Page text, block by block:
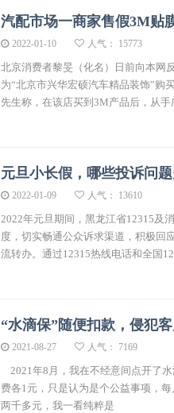
汽配市场一商家售假3M贴
2022-01-10 人气： 15773
北京消费者黎旻（化名）日前向本网
为“北京市兴华宏硕汽车精品装饰”购
先生称，在该店买到3M产品后，从手
元旦小长假，哪些投诉问题
2022-01-09 人气： 13610
2022年元旦期间，黑龙江省12315及
度，切实畅通公众诉求渠道，积极回
流转办。通过12315热线电话和全国
“水滴保”随便扣款，侵犯
2021-08-27 人气： 7169
2021年8月，我在不经意间点开了
费各1元，只是认为是个公益事项，
两千多元，我一看纯粹是